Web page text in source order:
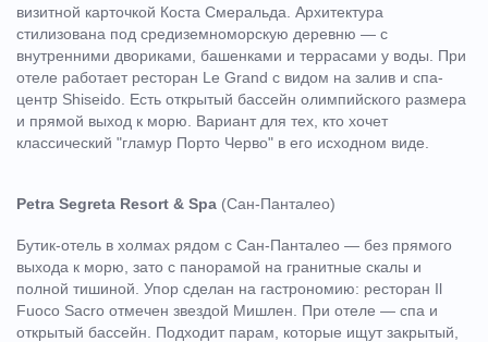
визитной карточкой Коста Смеральда. Архитектура
стилизована под средиземноморскую деревню — с
внутренними двориками, башенками и террасами у воды. При
отеле работает ресторан Le Grand с видом на залив и спа-
центр Shiseido. Есть открытый бассейн олимпийского размера
и прямой выход к морю. Вариант для тех, кто хочет
классический "гламур Порто Черво" в его исходном виде.
Petra Segreta Resort & Spa (Сан-Панталео)
Бутик-отель в холмах рядом с Сан-Панталео — без прямого
выхода к морю, зато с панорамой на гранитные скалы и
полной тишиной. Упор сделан на гастрономию: ресторан Il
Fuoco Sacro отмечен звездой Мишлен. При отеле — спа и
открытый бассейн. Подходит парам, которые ищут закрытый,